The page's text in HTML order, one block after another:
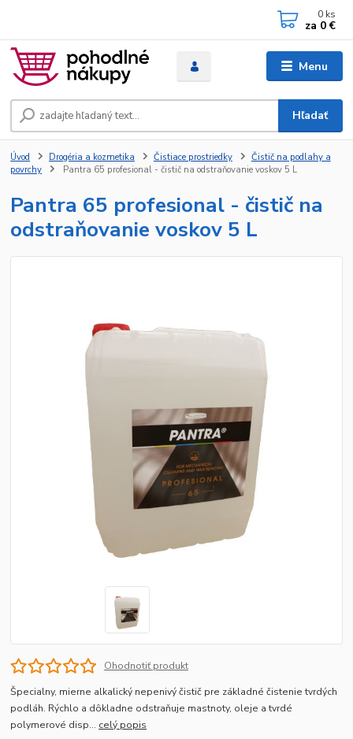
Menu
Hľadať
0 ks
za 0 €
Úvod Drogéria a kozmetika Čistiace prostriedky
Čistič na podlahy a
povrchy
Pantra 65 profesional - čistič na odstraňovanie voskov 5 L
Pantra 65 profesional - čistič na
odstraňovanie voskov 5 L
Ohodnotiť produkt
Špecialny, mierne alkalický nepenivý čistič pre základné čistenie tvrdých
podláh. Rýchlo a dôkladne odstraňuje mastnoty, oleje a tvrdé
polymerové disp... celý popis